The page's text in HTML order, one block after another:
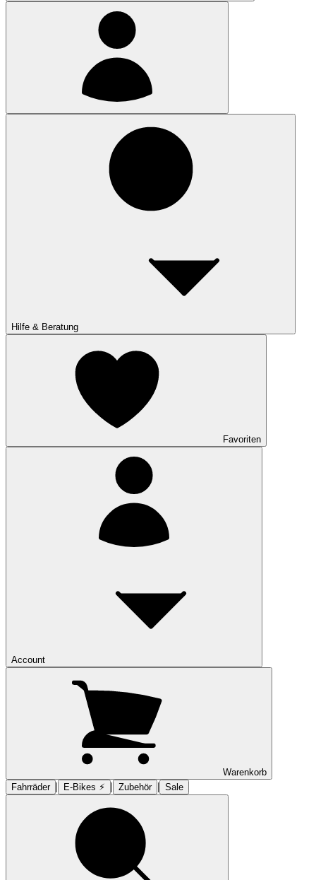
Hilfe & Beratung
Favoriten
Account
Warenkorb
Fahrräder | E-Bikes ⚡︎ | Zubehör | Sale